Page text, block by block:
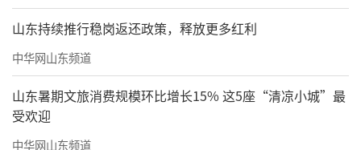
山东持续推行稳岗返还政策，释放更多红利
中华网山东频道
山东暑期文旅消费规模环比增长15% 这5座“清凉小城”最
受欢迎
中华网山东频道